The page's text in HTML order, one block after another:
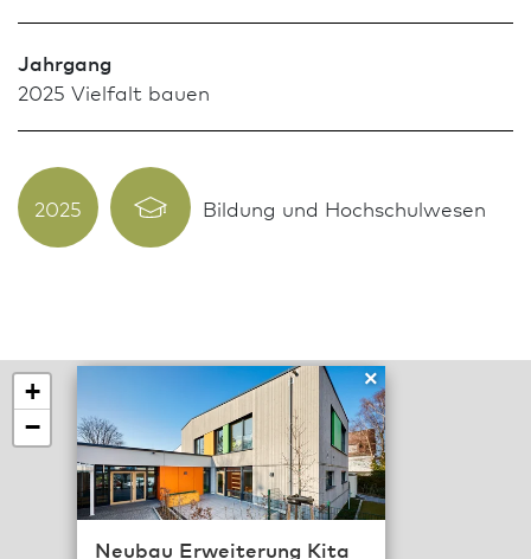
Jahrgang
2025 Vielfalt bauen
2025 Bildung und Hochschulwesen
Neubau Erweiterung Kita
×
+
−